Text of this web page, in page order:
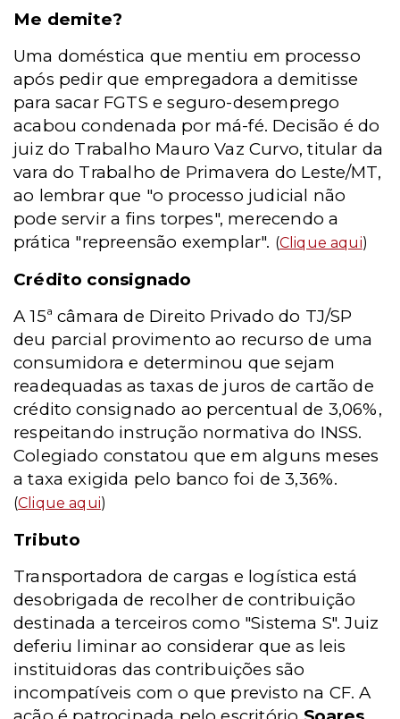
Me demite?
Uma doméstica que mentiu em processo
após pedir que empregadora a demitisse
para sacar FGTS e seguro-desemprego
acabou condenada por má-fé. Decisão é do
juiz do Trabalho Mauro Vaz Curvo, titular da
vara do Trabalho de Primavera do Leste/MT,
ao lembrar que "o processo judicial não
pode servir a fins torpes", merecendo a
prática "repreensão exemplar". (Clique aqui)
Crédito consignado
A 15ª câmara de Direito Privado do TJ/SP
deu parcial provimento ao recurso de uma
consumidora e determinou que sejam
readequadas as taxas de juros de cartão de
crédito consignado ao percentual de 3,06%,
respeitando instrução normativa do INSS.
Colegiado constatou que em alguns meses
a taxa exigida pelo banco foi de 3,36%.
(Clique aqui)
Tributo
Transportadora de cargas e logística está
desobrigada de recolher de contribuição
destinada a terceiros como "Sistema S". Juiz
deferiu liminar ao considerar que as leis
instituidoras das contribuições são
incompatíveis com o que previsto na CF. A